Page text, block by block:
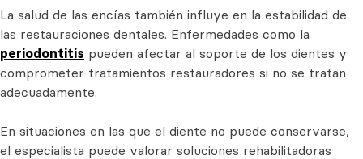
La salud de las encías también influye en la estabilidad de
las restauraciones dentales. Enfermedades como la
periodontitis pueden afectar al soporte de los dientes y
comprometer tratamientos restauradores si no se tratan
adecuadamente.
En situaciones en las que el diente no puede conservarse,
el especialista puede valorar soluciones rehabilitadoras